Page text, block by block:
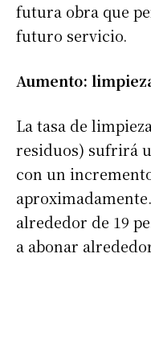
Suscribirme
Dirección de correo
futura obra que
futuro servicio.
Aumento:
La tasa de
residuos) sufrirá
con un
alrededor de 19
a abonar